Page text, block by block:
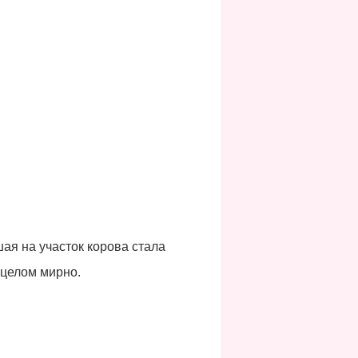
на участок корова стала
мирно.